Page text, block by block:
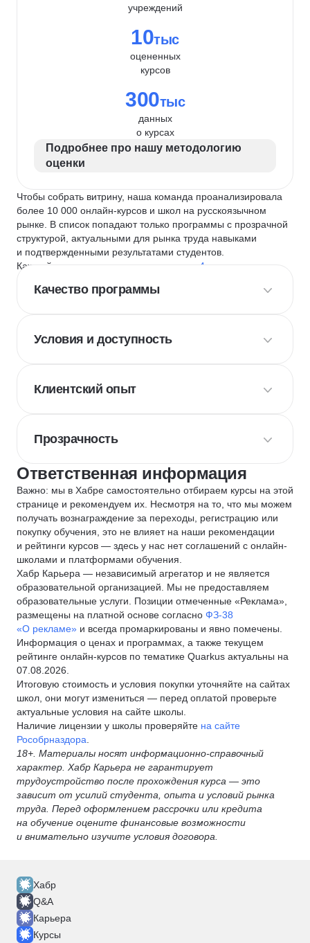
учреждений
10тыс
оцененных
курсов
300тыс
данных
о курсах
Подробнее про нашу методологию
оценки
Чтобы собрать витрину, наша команда проанализировала
более 10 000 онлайн-курсов и школ на русскоязычном
рынке. В список попадают только программы с прозрачной
структурой, актуальными для рынка труда навыками
и подтвержденными результатами студентов.
Каждый курс и школу мы оцениваем по
4 критериям
Качество программы
Условия и доступность
Клиентский опыт
Прозрачность
Ответственная информация
Важно: мы в Хабре самостоятельно отбираем курсы на этой
странице и рекомендуем их. Несмотря на то, что мы можем
получать вознаграждение за переходы, регистрацию или
покупку обучения, это не влияет на наши рекомендации
и рейтинги курсов — здесь у нас нет соглашений с онлайн-
школами и платформами обучения.
Хабр Карьера — независимый агрегатор и не является
образовательной организацией. Мы не предоставляем
образовательные услуги. Позиции отмеченные «Реклама»,
размещены на платной основе согласно ФЗ-38
«О рекламе» и всегда промаркированы и явно помечены.
Информация о ценах и программах, а также текущем
рейтинге онлайн-курсов по тематике Quarkus актуальны на
07.08.2026.
Итоговую стоимость и условия покупки уточняйте на сайтах
школ, они могут измениться — перед оплатой проверьте
актуальные условия на сайте школы.
Наличие лицензии у школы проверяйте на сайте
Рособрназдора
18+. Материалы носят информационно-справочный
характер. Хабр Карьера не гарантирует
трудоустройство после прохождения курса — это
зависит от усилий студента, опыта и условий рынка
труда. Перед оформлением рассрочки или кредита
на обучение оцените финансовые возможности
и внимательно изучите условия договора.
Хабр
Q&A
Карьера
Курсы